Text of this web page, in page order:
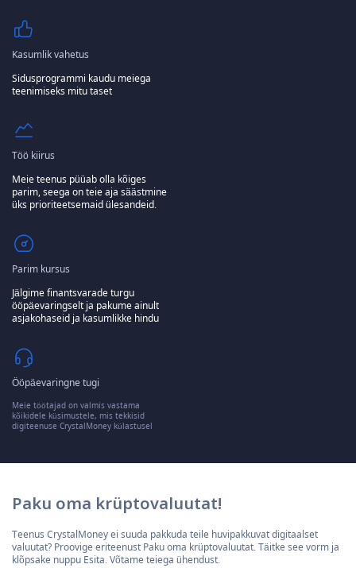
Kasumlik vahetus
Sidusprogrammi kaudu meiega
teenimiseks mitu taset
Töö kiirus
Meie teenus püüab olla kõiges
parim, seega on teie aja säästmine
üks prioriteetsemaid ülesandeid.
Parim kursus
Jälgime finantsvarade turgu
ööpäevaringselt ja pakume ainult
asjakohaseid ja kasumlikke hindu
Ööpäevaringne tugi
Meie töötajad on valmis vastama
kõikidele küsimustele, mis tekkisid
digiteenuse CrystalMoney külastusel
Paku oma krüptovaluutat!
Teenus CrystalMoney ei suuda pakkuda teile huvipakkuvat digitaalset
valuutat? Proovige eriteenust Paku oma krüptovaluutat. Täitke see vorm ja
klõpsake nuppu Esita. Võtame teiega ühendust.